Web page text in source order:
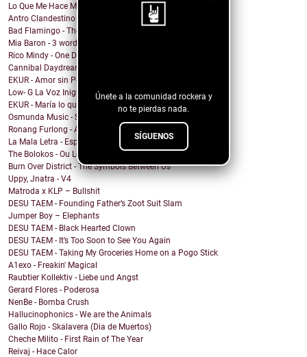
Únete a la comunidad rockera y
no te pierdas nada.
SÍGUENOS
Lo Que Me Hace Mal - Matanza
Antro Clandestino - Playa y Sol
Bad Flamingo - The Fruit
Mia Baron - 3 words
Rico Mindy - One Day I...
Cannibal Daydream - Baby, Can't You Feel My Sickness?
EKUR - Amor sin Permiso (Love is Love)
Low- G La Voz Inigualable - Sensacion
EKUR - María lo quiero Todo
Osmunda Music - Spread the Love Around
Ronang Furlong - All That I Became
La Mala Letra - Espacio Vacío
The Bolokos - Ou Lé Lé
Burn Over District - The Symbols Between Us
Uppy, Jnatra - V4
Matroda x KLP – Bullshit
DESU TAEM - Founding Father’s Zoot Suit Slam
Jumper Boy – Elephants
DESU TAEM - Black Hearted Clown
DESU TAEM - It’s Too Soon to See You Again
DESU TAEM - Taking My Groceries Home on a Pogo Stick
A1exo - Freakin' Magical
Raubtier Kollektiv - Liebe und Angst
Gerard Flores - Poderosa
NenBe - Bomba Crush
Hallucinophonics - We are the Animals
Gallo Rojo - Skalavera (Dia de Muertos)
Cheche Milito - First Rain of The Year
Reivaj - Hace Calor